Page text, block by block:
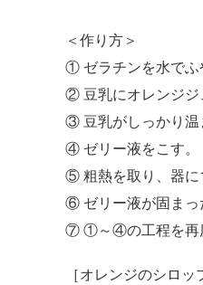
＜作り方＞
① ゼラチンを水でふ
② 豆乳にオレンジジ
③ 豆乳がしっかり温
④ ゼリー液をこす。
⑤ 粗熱を取り、器に
⑥ ゼリー液が固まっ
⑦ ①～④の工程を再
［オレンジのシロッ